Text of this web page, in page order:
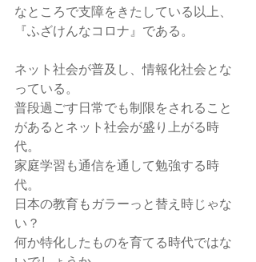
なところで支障をきたしている以上、
『ふざけんなコロナ』である。
ネット社会が普及し、情報化社会とな
っている。
普段過ごす日常でも制限をされること
があるとネット社会が盛り上がる時
代。
家庭学習も通信を通して勉強する時
代。
日本の教育もガラーっと替え時じゃな
い？
何か特化したものを育てる時代ではな